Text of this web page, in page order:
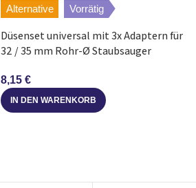
Alternative Vorrätig
Düsenset universal mit 3x Adaptern für
32 / 35 mm Rohr-Ø Staubsauger
8,15 €
IN DEN WARENKORB